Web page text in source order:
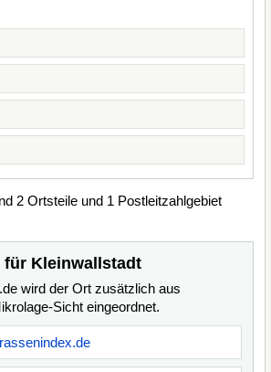
2 Ortsteile und 1 Postleitzahlgebiet
Kleinwallstadt
wird der Ort zusätzlich aus
Sicht eingeordnet.